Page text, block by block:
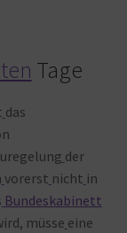
Tage
das
der
vorerst nicht in
Bundeskabinett
müsse eine